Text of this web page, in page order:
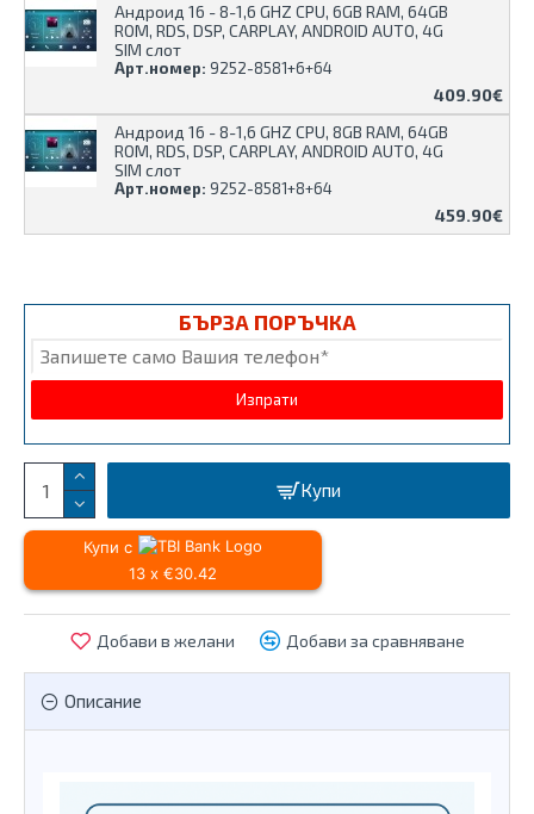
409.90€
Андроид 16 - 8-1,6 GHZ CPU, 6GB RAM, 64GB
ROM, RDS, DSP, CARPLAY, ANDROID AUTO, 4G
SIM слот
Арт.номер: 9252-8581+6+64
459.90€
Андроид 16 - 8-1,6 GHZ CPU, 8GB RAM, 64GB
ROM, RDS, DSP, CARPLAY, ANDROID AUTO, 4G
SIM слот
Арт.номер: 9252-8581+8+64
БЪРЗА ПОРЪЧКА
Купи
Купи с
13 x €30.42
Добави в желани Добави за сравняване
Описание